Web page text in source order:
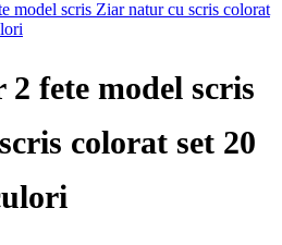
fete model scris
colorat set 20